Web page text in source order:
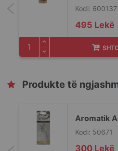
495 Lekë
Kodi: 600137
Produkte të
Aromatik
300 Lekë
Kodi: 50671